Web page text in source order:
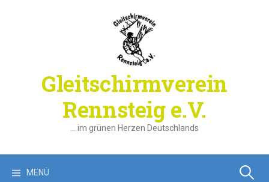
Gleitschirmverein
Rennsteig e.V.
… im grünen Herzen Deutschlands
MENÜ Suchen